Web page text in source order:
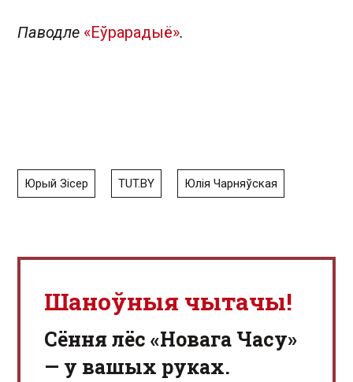
Паводле «Еўрарадыё».
Юрый Зісер TUT.BY Юлія Чарняўская
Шаноўныя чытачы!
Сёння лёс «Новага Часу»
— у вашых руках.